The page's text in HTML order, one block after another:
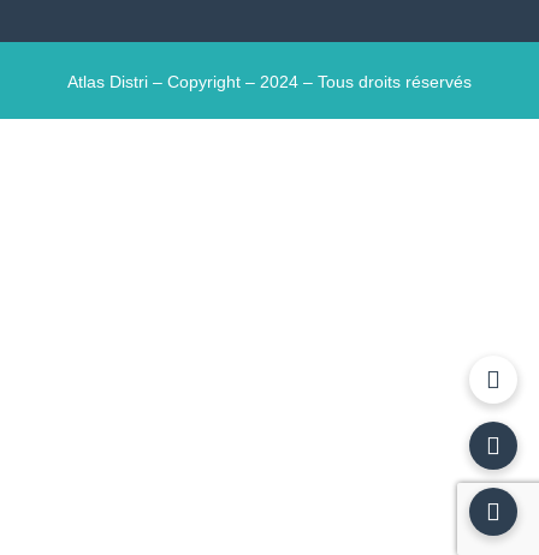
Atlas Distri – Copyright – 2024 – Tous droits réservés